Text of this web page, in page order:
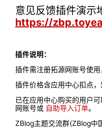
意见反馈插件演示
https://
插件说明：
插件需注册拓源网账号使用
插件价格含应用中心扣点，
已在应用中心购买的用户可
网账号或 自助导入订单。
ZBlog主题交流群(ZBlog中